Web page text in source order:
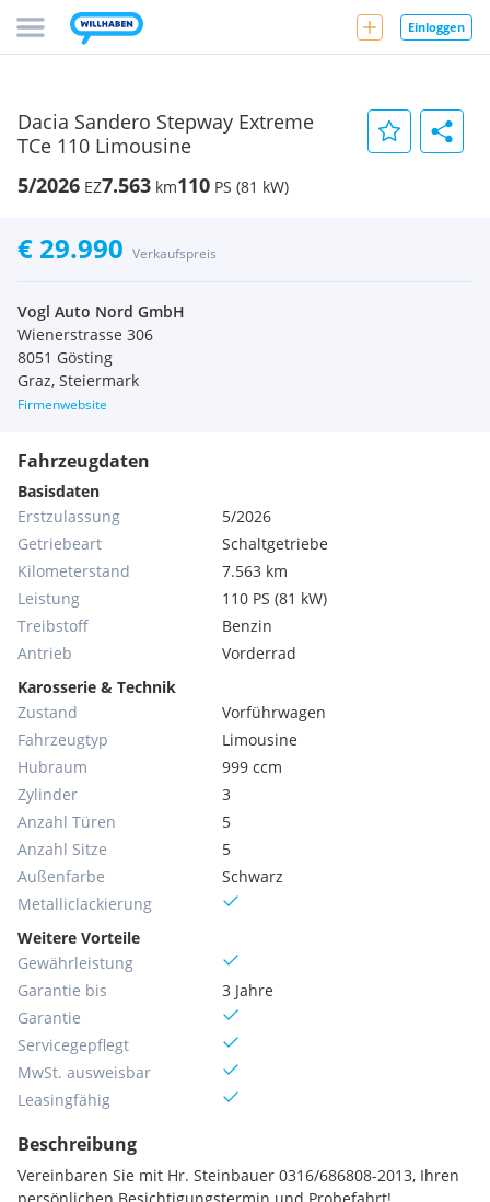
Einloggen
Dacia Sandero Stepway Extreme
TCe 110 Limousine
5/2026 EZ7.563 km110 PS (81 kW)
€ 29.990 Verkaufspreis
Vogl Auto Nord GmbH
Wienerstrasse 306
8051 Gösting
Graz, Steiermark
Firmenwebsite
Fahrzeugdaten
Basisdaten
Erstzulassung
5/2026
Getriebeart
Schaltgetriebe
Kilometerstand
7.563 km
Leistung
110 PS (81 kW)
Treibstoff
Benzin
Antrieb
Vorderrad
Karosserie & Technik
Zustand
Vorführwagen
Fahrzeugtyp
Limousine
Hubraum
999 ccm
Zylinder
3
Anzahl Türen
5
Anzahl Sitze
5
Außenfarbe
Schwarz
Metallic­lackierung
Weitere Vorteile
Gewährleistung
Garantie bis
3 Jahre
Garantie
Servicegepflegt
MwSt. ausweisbar
Leasingfähig
Beschreibung
Vereinbaren Sie mit Hr. Steinbauer 0316/686808-2013, Ihren